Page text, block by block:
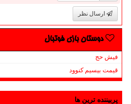
ارسال نظر
دوستان بازی فوتبال
فیش حج
قیمت بیسیم کنوود
پربیننده ترین ها